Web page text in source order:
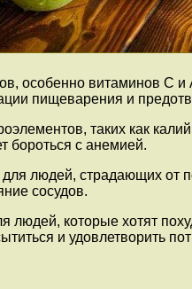
особенно витаминов С
пищеварения и
таких как
бороться с анемией.
людей, страдающих
сосудов.
людей, которые хотят
и удовлетворить